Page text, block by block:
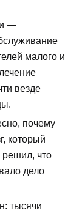
—
малого и
везде
почему
который
решил, что
дело
тысячи